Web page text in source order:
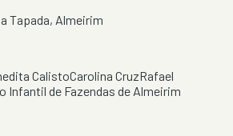
Tapada, Almeirim
CalistoCarolina CruzRafael
Infantil de Fazendas de Almeirim